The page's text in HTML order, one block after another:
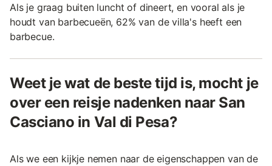
Als je graag buiten luncht of dineert, en vooral als je
houdt van barbecueën, 62% van de villa's heeft een
barbecue.
Weet je wat de beste tijd is, mocht je
over een reisje nadenken naar San
Casciano in Val di Pesa?
Als we een kijkje nemen naar de eigenschappen van de